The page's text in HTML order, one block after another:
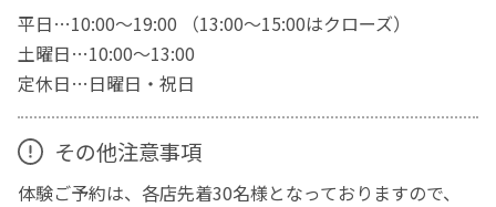
平日…10:00～19:00 （13:00～15:00はクローズ）
土曜日…10:00～13:00
定休日…日曜日・祝日
その他注意事項
体験ご予約は、各店先着30名様となっておりますので、